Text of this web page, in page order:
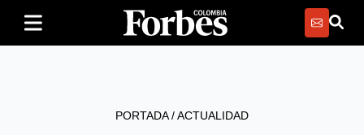
PORTADA/ACTUALIDAD